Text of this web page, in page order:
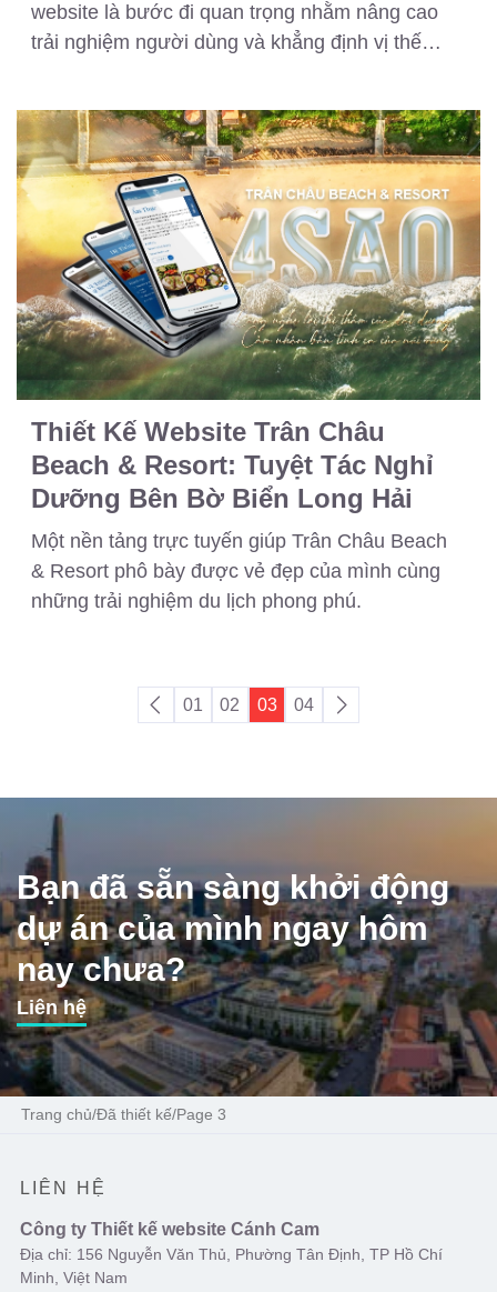
website là bước đi quan trọng nhằm nâng cao
trải nghiệm người dùng và khẳng định vị thế
Thiết Kế Website Trân Châu
Beach & Resort: Tuyệt Tác Nghỉ
Dưỡng Bên Bờ Biển Long Hải
Một nền tảng trực tuyến giúp Trân Châu Beach
& Resort phô bày được vẻ đẹp của mình cùng
những trải nghiệm du lịch phong phú.
01 02 03 04
Bạn đã sẵn sàng khởi động
dự án của mình ngay hôm
nay chưa?
Liên hệ
Trang chủ/Đã thiết kế/Page 3
LIÊN HỆ
Công ty Thiết kế website Cánh Cam
Địa chỉ: 156 Nguyễn Văn Thủ, Phường Tân Định, TP Hồ Chí
Minh, Việt Nam